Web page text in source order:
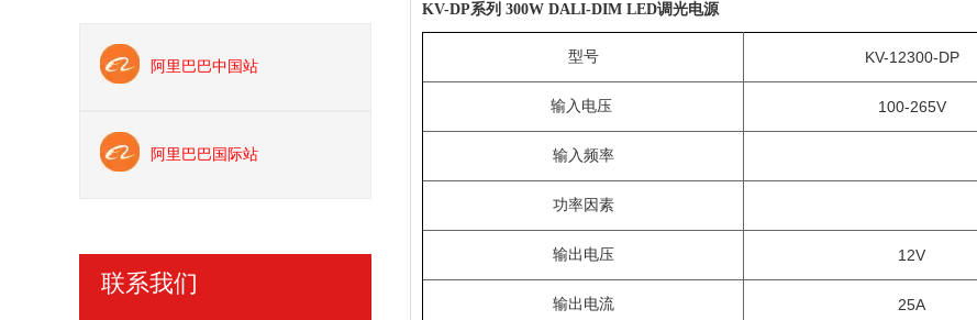
阿里巴巴中国站
阿里巴巴国际站
联系我们
KV-DP系列 300W DALI-DIM LED调光电源
型号 KV-12300-DP
输入电压 100-265V
输入频率
功率因素
输出电压 12V
输出电流 25A